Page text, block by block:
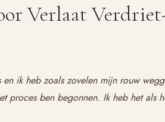
Verlaat
ik heb zoals zovelen mijn rouw
proces ben begonnen. Ik heb het als